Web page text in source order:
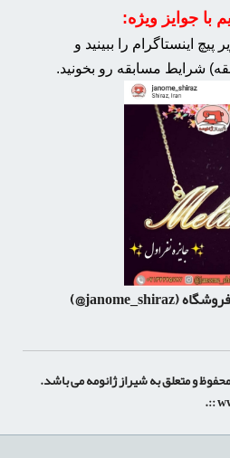
با جوایز ویژه:
اینستاگرام را ببینید و
شرایط مسابقه رو بخونید.
(janome_shiraz@)
::.